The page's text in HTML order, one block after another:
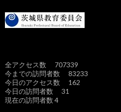
全アクセス数 707339
今までの訪問者数 83233
今日のアクセス数 162
今日の訪問者数 31
現在の訪問者数 4